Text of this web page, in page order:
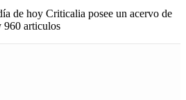
de hoy Criticalia posee un acervo de
960 articulos